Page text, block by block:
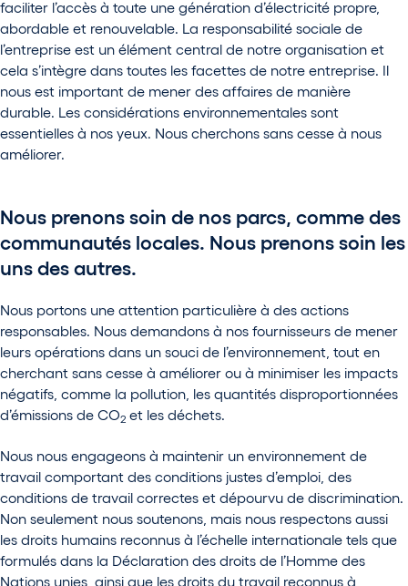
faciliter l’accès à toute une génération d’électricité propre,
abordable et renouvelable. La responsabilité sociale de
l’entreprise est un élément central de notre organisation et
cela s’intègre dans toutes les facettes de notre entreprise. Il
nous est important de mener des affaires de manière
durable. Les considérations environnementales sont
essentielles à nos yeux. Nous cherchons sans cesse à nous
améliorer.
Nous prenons soin de nos parcs, comme des
communautés locales. Nous prenons soin les
uns des autres.
Nous portons une attention particulière à des actions
responsables. Nous demandons à nos fournisseurs de mener
leurs opérations dans un souci de l’environnement, tout en
cherchant sans cesse à améliorer ou à minimiser les impacts
négatifs, comme la pollution, les quantités disproportionnées
d’émissions de CO2 et les déchets.
Nous nous engageons à maintenir un environnement de
travail comportant des conditions justes d’emploi, des
conditions de travail correctes et dépourvu de discrimination.
Non seulement nous soutenons, mais nous respectons aussi
les droits humains reconnus à l’échelle internationale tels que
formulés dans la Déclaration des droits de l’Homme des
Nations unies, ainsi que les droits du travail reconnus à